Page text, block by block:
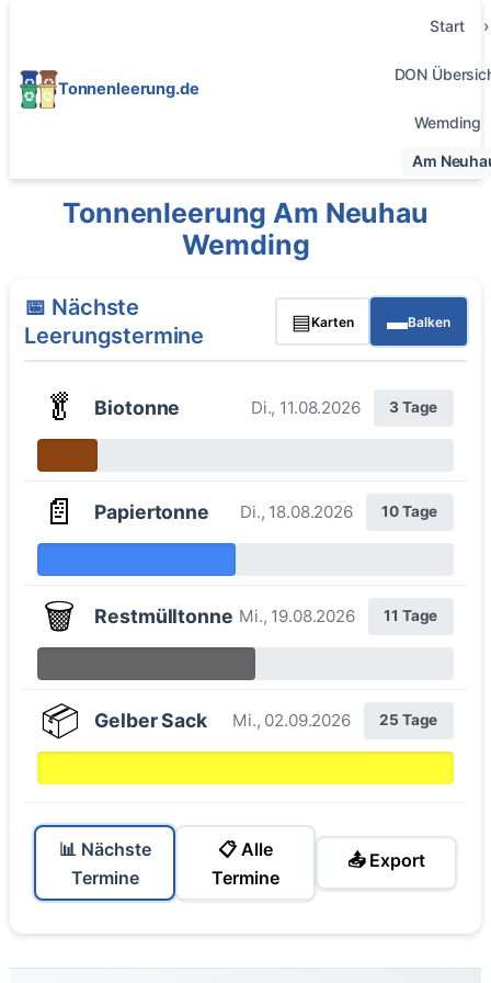
Tonnenleerung.de
Start
DON
Wemding
Am
Tonnenleerung Am Neuhau
Wemding
📅 Nächste
Leerungstermine
▤Karten ▬Balken
🥬 Biotonne Di., 11.08.2026 3 Tage
📄 Papiertonne Di., 18.08.2026 10 Tage
🗑️ Restmülltonne Mi., 19.08.2026 11 Tage
📦 Gelber Sack Mi., 02.09.2026 25 Tage
📊 Nächste
Termine
📋 Alle
Termine
📤 Export